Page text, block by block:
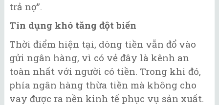
trả nợ”.
Tín dụng khó tăng đột biến
Thời điểm hiện tại, dòng tiền vẫn đổ vào
gửi ngân hàng, vì có vẻ đây là kênh an
toàn nhất với người có tiền. Trong khi đó,
phía ngân hàng thừa tiền mà không cho
vay được ra nền kinh tế phục vụ sản xuất.